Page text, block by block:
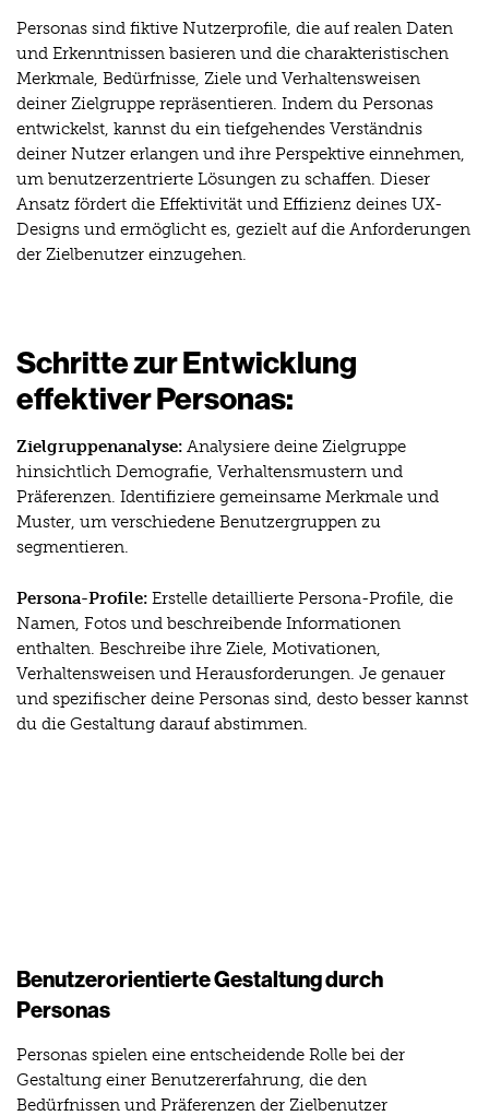
Personas sind fiktive Nutzerprofile, die auf realen Daten
und Erkenntnissen basieren und die charakteristischen
Merkmale, Bedürfnisse, Ziele und Verhaltensweisen
deiner Zielgruppe repräsentieren. Indem du Personas
entwickelst, kannst du ein tiefgehendes Verständnis
deiner Nutzer erlangen und ihre Perspektive einnehmen,
um benutzerzentrierte Lösungen zu schaffen. Dieser
Ansatz fördert die Effektivität und Effizienz deines UX-
Designs und ermöglicht es, gezielt auf die Anforderungen
der Zielbenutzer einzugehen.
Schritte zur Entwicklung
effektiver Personas:
Zielgruppenanalyse: Analysiere deine Zielgruppe
hinsichtlich Demografie, Verhaltensmustern und
Präferenzen. Identifiziere gemeinsame Merkmale und
Muster, um verschiedene Benutzergruppen zu
segmentieren.
Persona-Profile: Erstelle detaillierte Persona-Profile, die
Namen, Fotos und beschreibende Informationen
enthalten. Beschreibe ihre Ziele, Motivationen,
Verhaltensweisen und Herausforderungen. Je genauer
und spezifischer deine Personas sind, desto besser kannst
du die Gestaltung darauf abstimmen.
Benutzerorientierte Gestaltung durch
Personas
Personas spielen eine entscheidende Rolle bei der
Gestaltung einer Benutzererfahrung, die den
Bedürfnissen und Präferenzen der Zielbenutzer